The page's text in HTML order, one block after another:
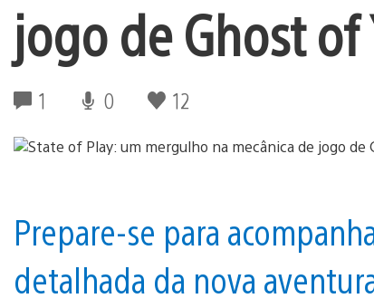
jogo de Ghost
1 0 12
Prepare-se para
detalhada da nova